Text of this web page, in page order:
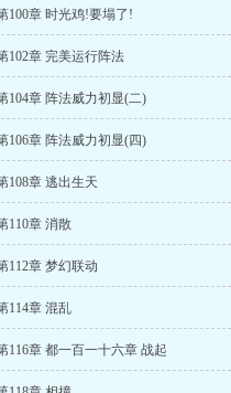
100章 时光鸡!要塌了!
102章 完美运行阵法
104章 阵法威力初显(二)
106章 阵法威力初显(四)
108章 逃出生天
110章 消散
112章 梦幻联动
114章 混乱
116章 都一百一十六章 战起